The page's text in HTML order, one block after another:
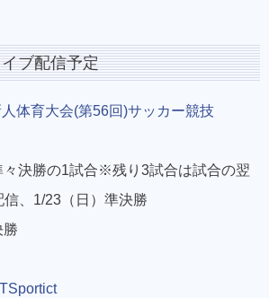
ブ配信予定
体育大会(第56回)サッカー競技
決勝の1試合※残り3試合は試合の翌
信、1/23（日）準決勝